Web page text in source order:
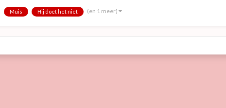
Muis Hij doet het niet (en 1 meer)